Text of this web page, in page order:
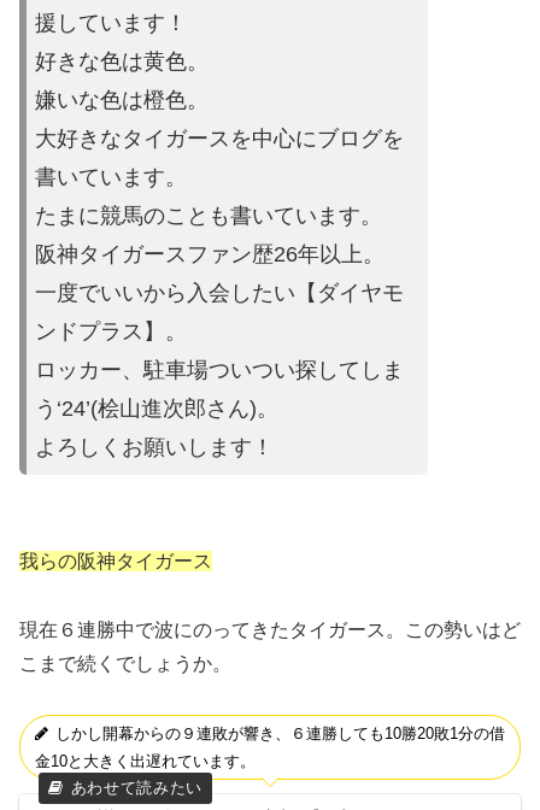
援しています！
好きな色は黄色。
嫌いな色は橙色。
大好きなタイガースを中心にブログを
書いています。
たまに競馬のことも書いています。
阪神タイガースファン歴26年以上。
一度でいいから入会したい【ダイヤモ
ンドプラス】。
ロッカー、駐車場ついつい探してしま
う‘24’(桧山進次郎さん)。
よろしくお願いします！
我らの阪神タイガース
現在６連勝中で波にのってきたタイガース。この勢いはど
こまで続くでしょうか。
しかし開幕からの９連敗が響き、６連勝しても10勝20敗1分の借
金10と大きく出遅れています。